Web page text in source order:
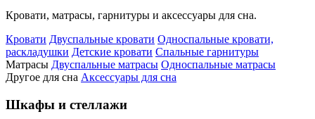
Кровати, матрасы, гарнитуры и аксессуары для сна.
Кровати Двуспальные кровати Односпальные кровати,
раскладушки Детские кровати Спальные гарнитуры
Матрасы Двуспальные матрасы Односпальные матрасы
Другое для сна Аксессуары для сна
Шкафы и стеллажи